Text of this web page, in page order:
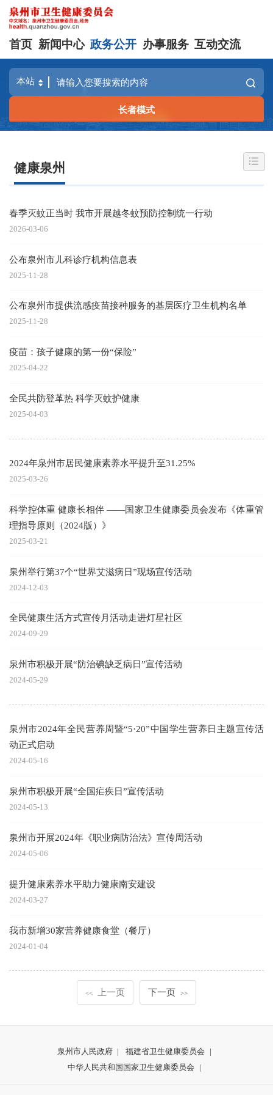
首页 新闻中心 政务公开 办事服务 互动交流
长者模式
健康泉州
春季灭蚊正当时 我市开展越冬蚊预防控制统一行动
2026-03-06
公布泉州市儿科诊疗机构信息表
2025-11-28
公布泉州市提供流感疫苗接种服务的基层医疗卫生机构名单
2025-11-28
疫苗：孩子健康的第一份“保险”
2025-04-22
全民共防登革热 科学灭蚊护健康
2025-04-03
2024年泉州市居民健康素养水平提升至31.25%
2025-03-26
科学控体重 健康长相伴 ――国家卫生健康委员会发布《体重管
理指导原则（2024版）》
2025-03-21
泉州举行第37个“世界艾滋病日”现场宣传活动
2024-12-03
全民健康生活方式宣传月活动走进灯星社区
2024-09-29
泉州市积极开展“防治碘缺乏病日”宣传活动
2024-05-29
泉州市2024年全民营养周暨“5·20”中国学生营养日主题宣传活
动正式启动
2024-05-16
泉州市积极开展“全国疟疾日”宣传活动
2024-05-13
泉州市开展2024年《职业病防治法》宣传周活动
2024-05-06
提升健康素养水平助力健康南安建设
2024-03-27
我市新增30家营养健康食堂（餐厅）
2024-01-04
<< 上一页 下一页 >>
泉州市人民政府 | 福建省卫生健康委员会
|
中华人民共和国国家卫生健康委员会
|